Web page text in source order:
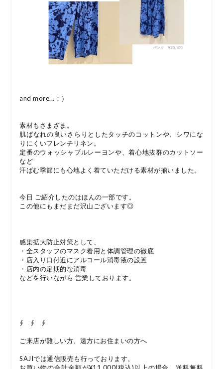
and more...：）
素材もさまざま。
肌ばなれの良いさらりとしたタッチのコットンや、シワにな
りにくいフレンチリネン。
定番のウォッシャブルレーヨンや、着心地抜群のカットソー
など
汗ばむ季節にも心地よく着ていただける素材が揃いました。
今日 ご紹介したのはほんの一部です。
この他にもまだまだ沢山ございます◎
感染拡大防止対策として、
・全スタッフのマスク着用と体調管理の徹底
・店入り口付近にアルコール消毒液の設置
・店内の定期的な消毒
などを行いながら 営業しております。
∮ ∮ ∮
ご来店が難しい方、遠方にお住まいの方へ
SAJIでは通信販売も行っております。